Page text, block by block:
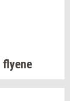
fly­e­ne